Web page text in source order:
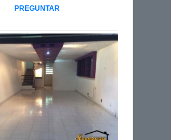
PREGUNTAR